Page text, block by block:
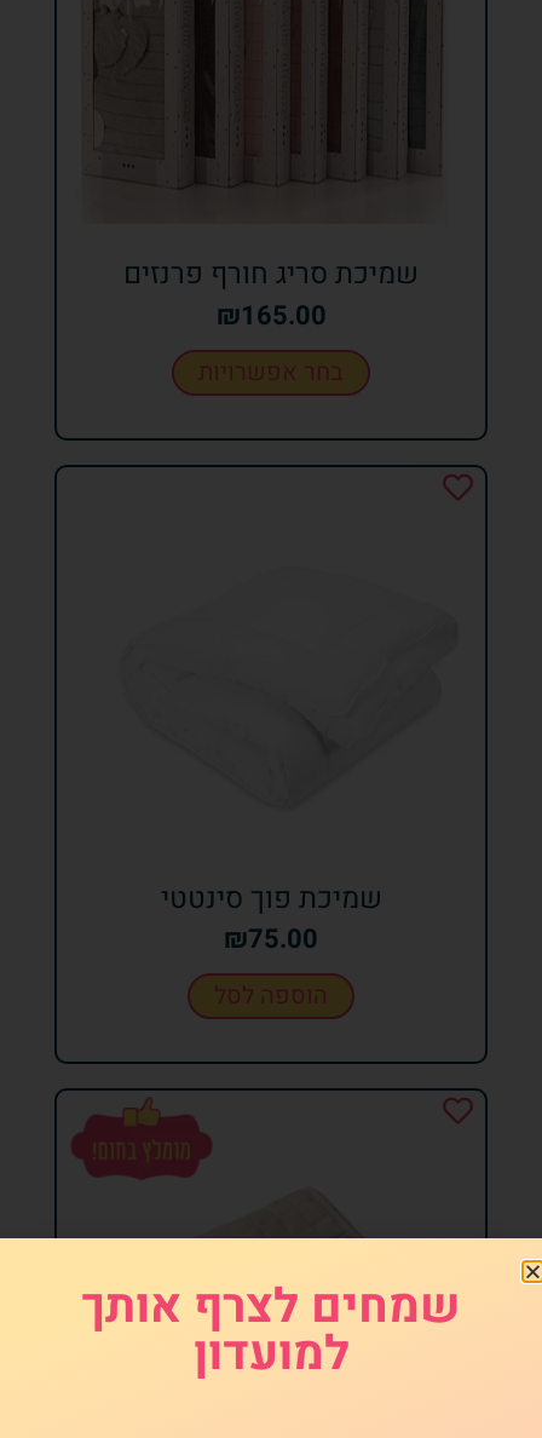
שמיכת סריג חורף פרנזים
₪165.00
בחר אפשרויות
שמיכת פוך סינטטי
₪75.00
הוספה לסל
שמחים לצרף אותך
למועדון